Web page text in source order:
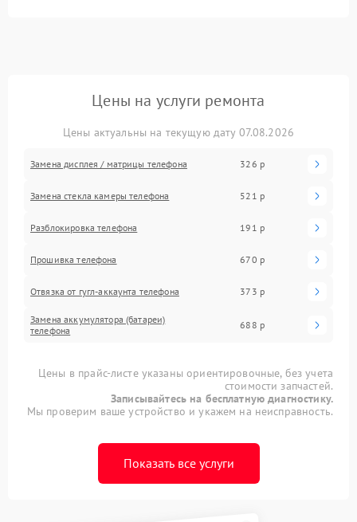
Цены на услуги ремонта
Цены актуальны на текущую дату 07.08.2026
Замена дисплея / матрицы телефона 326 р
Замена стекла камеры телефона 521 р
Разблокировка телефона 191 р
Прошивка телефона 670 р
Отвязка от гугл-аккаунта телефона 373 р
Замена аккумулятора (батареи)
телефона
688 р
Цены в прайс-листе указаны ориентировочные, без учета
стоимости запчастей.
Записывайтесь на бесплатную диагностику.
Мы проверим ваше устройство и укажем на неисправность.
Показать все услуги